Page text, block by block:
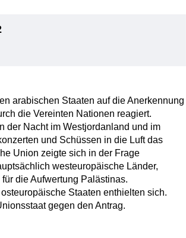
arabischen Staaten auf die Anerkennung
die Vereinten Nationen reagiert.
der Nacht im Westjordanland und im
und Schüssen in die Luft das
Union zeigte sich in der Frage
westeuropäische Länder,
die Aufwertung Palästinas.
Staaten enthielten sich.
gegen den Antrag.